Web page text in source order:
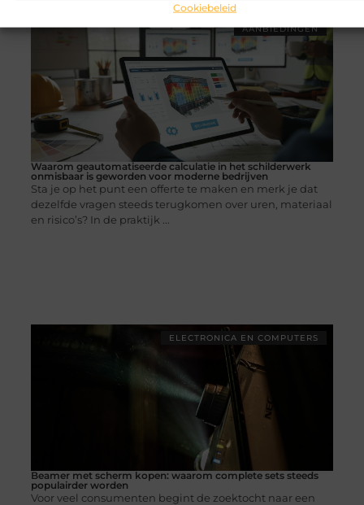
Cookiebeleid
AANBIEDINGEN
Waarom geautomatiseerde calculatie in het schilderwerk
onmisbaar is geworden voor moderne bedrijven
Sta je op het punt een offerte te maken en merk je dat
dezelfde vragen steeds terugkomen over uren, materiaal
en risico’s? In de praktijk ...
ELECTRONICA EN COMPUTERS
Beamer met scherm kopen: waarom complete sets steeds
populairder worden
Voor veel consumenten begint de zoektocht naar een